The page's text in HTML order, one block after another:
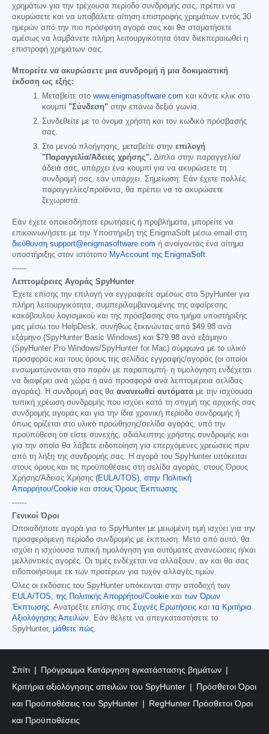
χρημάτων για την τρέχουσα περίοδο συνδρομής σας, πρέπει να
ακυρώσετε και να υποβάλετε αίτηση επιστροφής χρημάτων εντός 30
ημερών από την πιο πρόσφατη αγορά σας και θα σταματήσετε
αμέσως να λαμβάνετε πλήρη λειτουργικότητα όταν διεκπεραιωθεί η
επιστροφή χρημάτων σας.
Μπορείτε να ακυρώσετε μια συνδρομή ή μια δοκιμαστική
έκδοση ως εξής:
Μεταβείτε στο www.enigmasoftware.com και κάντε κλικ στο
κουμπί "Σύνδεση" στην επάνω δεξιά γωνία.
Συνδεθείτε με το όνομα χρήστη και τον κωδικό πρόσβασής
σας.
Στο μενού πλοήγησης, μεταβείτε στην επιλογή
"Παραγγελία/Άδειες χρήσης". Δίπλα στην παραγγελία/
άδειά σας, υπάρχει ένα κουμπί για να ακυρώσετε τη
συνδρομή σας, εάν υπάρχει. Σημείωση: Εάν έχετε πολλές
παραγγελίες/προϊόντα, θα πρέπει να τα ακυρώσετε
ξεχωριστά.
Εάν έχετε οποιεσδήποτε ερωτήσεις ή προβλήματα, μπορείτε να
επικοινωνήσετε με την Υποστήριξη της EnigmaSoft μέσω email στη
διεύθυνση support@enigmasoftware.com ή ανοίγοντας ένα αίτημα
υποστήριξης στον ιστότοπο MyAccount της EnigmaSoft.
------
Λεπτομέρειες Αγοράς SpyHunter
Έχετε επίσης την επιλογή να εγγραφείτε αμέσως στο SpyHunter για
πλήρη λειτουργικότητα, συμπεριλαμβανομένης της αφαίρεσης
κακόβουλου λογισμικού και της πρόσβασης στο τμήμα υποστήριξής
μας μέσω του HelpDesk, συνήθως ξεκινώντας από $49.98 ανά
εξάμηνο (SpyHunter Basic Windows) και $79.98 ανά εξάμηνο
(SpyHunter Pro Windows/SpyHunter for Mac) σύμφωνα με το υλικό
προσφοράς και τους όρους της σελίδας εγγραφής/αγοράς (οι οποίοι
ενσωματώνονται στο παρόν με παραπομπή· η τιμολόγηση ενδέχεται
να διαφέρει ανά χώρα ή ανά προσφορά ανά λεπτομέρεια σελίδας
αγοράς). Η συνδρομή σας θα ανανεωθεί αυτόματα με την ισχύουσα
τυπική χρέωση συνδρομής που ισχύει κατά τη στιγμή της αρχικής σας
συνδρομής αγοράς και για την ίδια χρονική περίοδο συνδρομής ή
όπως ορίζεται στο υλικό προώθησης/σελίδα αγοράς, υπό την
προϋπόθεση ότι είστε συνεχής, αδιάλειπτης χρήστης συνδρομής και
για την οποία θα λάβετε ειδοποίηση για επερχόμενες χρεώσεις πριν
από τη λήξη της συνδρομής σας. Η αγορά του SpyHunter υπόκειται
στους όρους και τις προϋποθέσεις στη σελίδα αγοράς, στους Όρους
Χρήσης/Άδειας Χρήσης (EULA/TOS), στην Πολιτική
Απορρήτου/Cookie και στους Όρους Έκπτωσης.
------
Γενικοί Όροι
Οποιαδήποτε αγορά για το SpyHunter με μειωμένη τιμή ισχύει για την
προσφερόμενη περίοδο συνδρομής με έκπτωση. Μετά από αυτό, θα
ισχύει η ισχύουσα τυπική τιμολόγηση για αυτόματες ανανεώσεις ή/και
μελλοντικές αγορές. Οι τιμές ενδέχεται να αλλάξουν, αν και θα σας
ειδοποιήσουμε εκ των προτέρων για τυχόν αλλαγές τιμών.
Όλες οι εκδόσεις του SpyHunter υπόκεινται στην αποδοχή των
EULA/TOS, της Πολιτικής Απορρήτου/Cookie και των Όρων
Έκπτωσης. Ανατρέξτε επίσης στις Συχνές Ερωτήσεις και τα Κριτήρια
Αξιολόγησης Απειλών. Εάν θέλετε να απεγκαταστήσετε το
SpyHunter, μάθετε πώς.
Σπίτι
Πρόγραμμα Κατάργηση εγκατάστασης βημάτων
Κριτήρια αξιολόγησης απειλών του SpyHunter
Πρόσθετοι Όροι
και Προϋποθέσεις του SpyHunter
RegHunter Πρόσθετοι Όροι
και Προϋποθέσεις